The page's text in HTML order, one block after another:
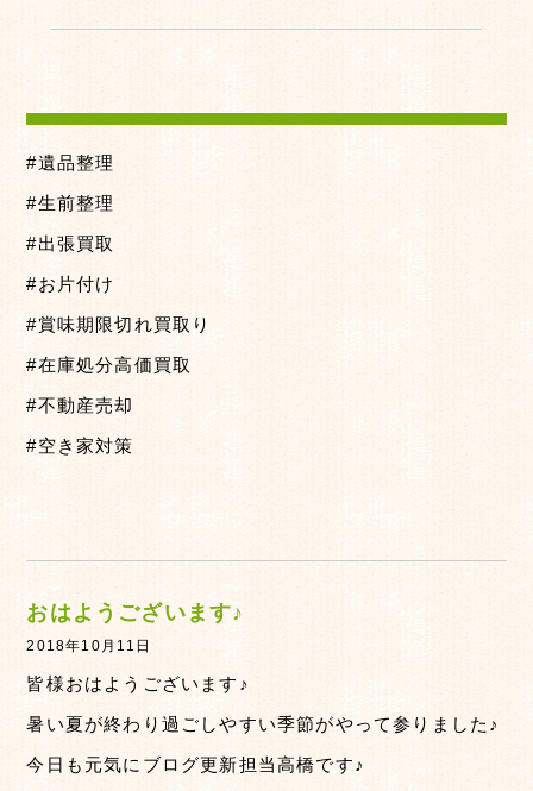
#遺品整理
#生前整理
#出張買取
#お片付け
#賞味期限切れ買取り
#在庫処分高価買取
#不動産売却
#空き家対策
おはようございます♪
2018年10月11日
皆様おはようございます♪
暑い夏が終わり過ごしやすい季節がやって参りました♪
今日も元気にブログ更新担当高橋です♪